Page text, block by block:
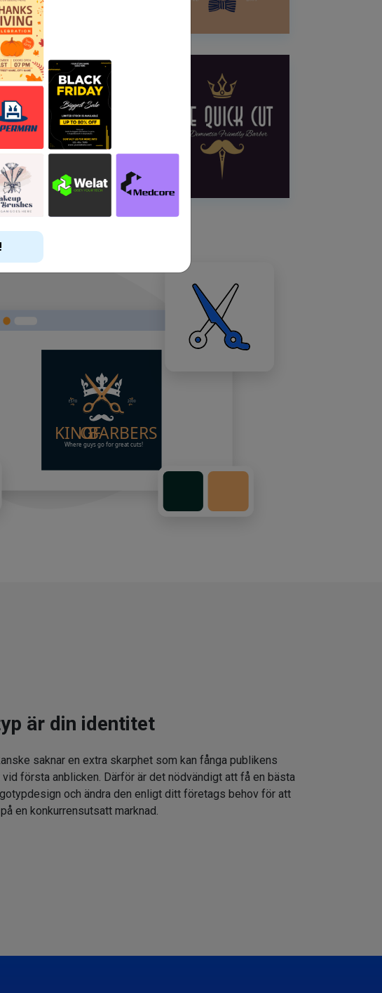
är din identitet
saknar en extra skarphet som kan fånga publikens
första anblicken. Därför är det nödvändigt att få en bästa
och ändra den enligt ditt företags behov för att
en konkurrensutsatt marknad.